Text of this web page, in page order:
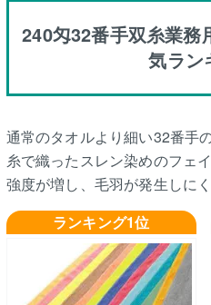
240匁32番手双糸業務
気ラン
通常のタオルより細い32番手
糸で織ったスレン染めのフェ
強度が増し、毛羽が発生しにく
ランキング1位